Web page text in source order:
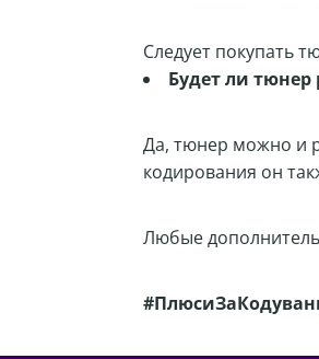
Следует покупать
Будет ли тюнер
Да, тюнер можно и
кодирования он
Любые